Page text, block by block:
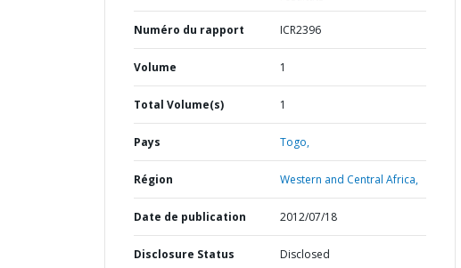
Numéro du rapport ICR2396
Volume 1
Total Volume(s) 1
Pays Togo,
Région Western and Central Africa,
Date de publication 2012/07/18
Disclosure Status Disclosed